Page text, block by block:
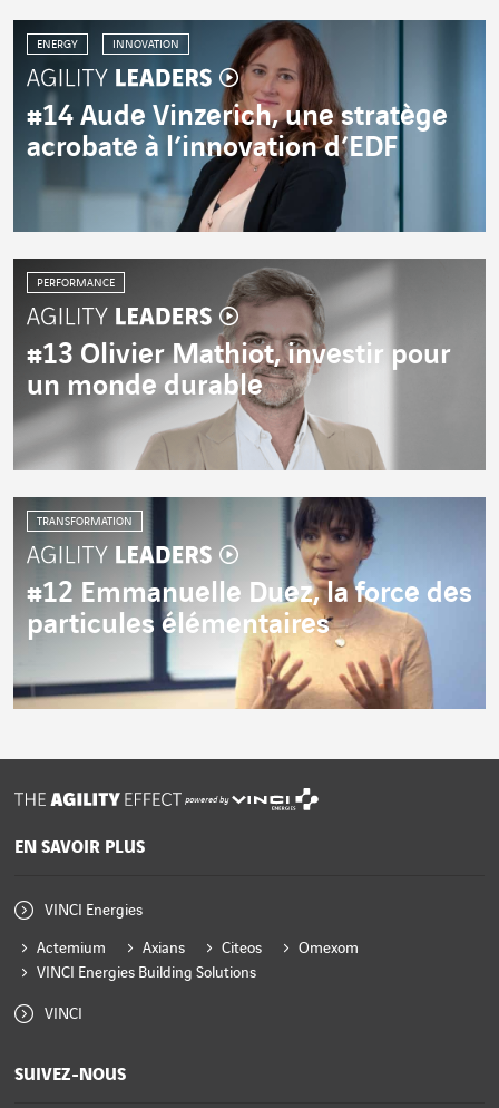
ENERGY INNOVATION
#14 Aude Vinzerich, une stratège
acrobate à l’innovation d’EDF
PERFORMANCE
#13 Olivier Mathiot, investir pour
un monde durable
TRANSFORMATION
#12 Emmanuelle Duez, la force des
particules élémentaires
powered by
EN SAVOIR PLUS
VINCI Energies
Actemium Axians Citeos
Omexom
VINCI Energies Building Solutions
VINCI
SUIVEZ-NOUS